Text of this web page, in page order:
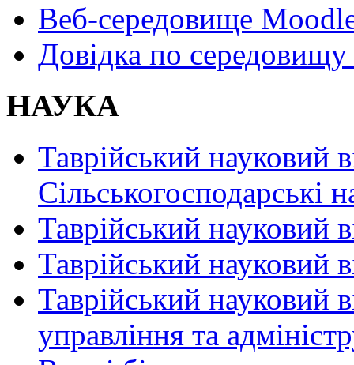
Веб-середовище
Довідка по
НАУКА
Таврійський науковий
Сільськогосподарські
Таврійський науковий
Таврійський науковий
Таврійський науковий
управління та